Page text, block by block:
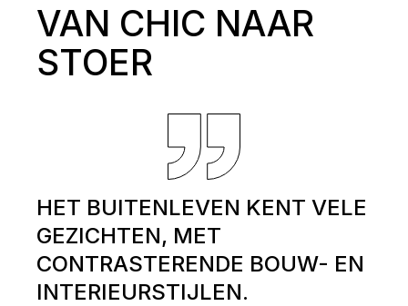
VAN CHIC NAAR
STOER
HET BUITENLEVEN KENT VELE
GEZICHTEN, MET
CONTRASTERENDE BOUW- EN
INTERIEURSTIJLEN.